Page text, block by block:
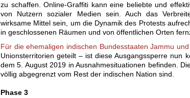
zu schaffen. Online-Graffiti kann eine beliebte und
von Nutzern sozialer Medien sein. Auch das
wirksame Mittel sein, um die Dynamik des Protests
in geschlossenen Räumen und von öffentlichen Orten
Für die ehemaligen indischen Bundesstaaten Jammu
Unionsterritorien geteilt – ist diese Ausgangssperre nun
dem 5. August 2019 in Ausnahmesituationen befinden.
völlig abgegrenzt vom Rest der indischen Nation sind.
Phase 3